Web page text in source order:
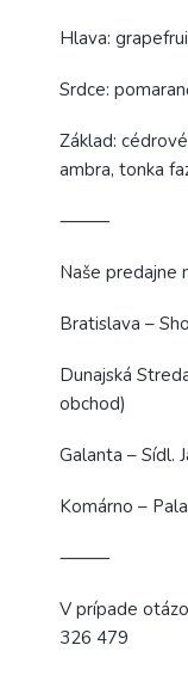
Hlava:
Srdce:
Základ:
ambra, tonka
⸻
Naše predajne
Bratislava –
Dunajská
obchod)
Galanta – Sídl.
Komárno –
⸻
V prípade
326 479